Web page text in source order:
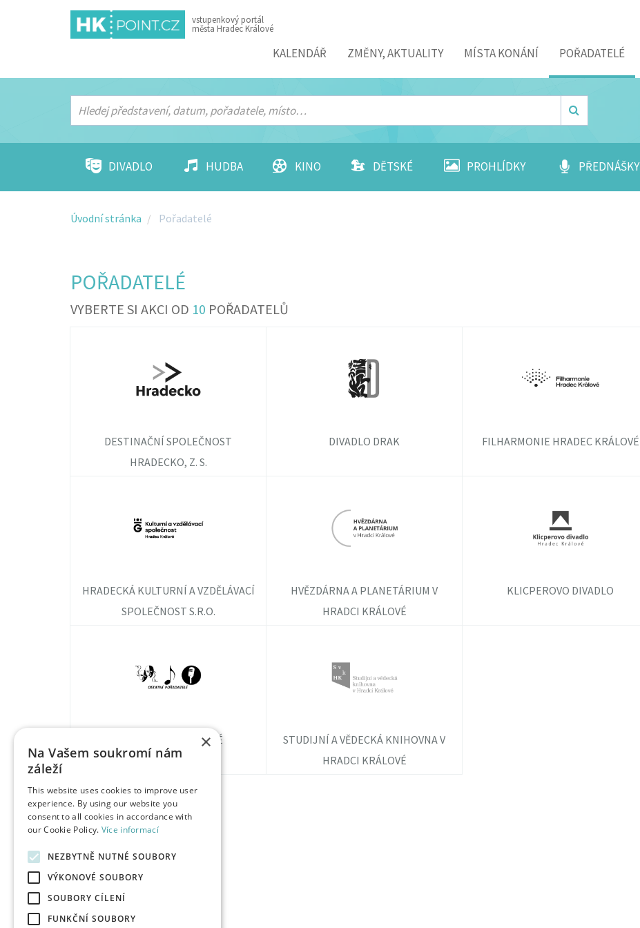
vstupenkový portál
města Hradec Králové
Menu
KALENDÁŘ ZMĚNY, AKTUALITY MÍSTA KONÁNÍ POŘADATELÉ
DIVADLO HUDBA KINO DĚTSKÉ PROHLÍDKY PŘEDNÁŠKY
Úvodní stránka Pořadatelé
POŘADATELÉ
VYBERTE SI AKCI OD 10 POŘADATELŮ
DESTINAČNÍ SPOLEČNOST
HRADECKO, Z. S.
DIVADLO DRAK FILHARMONIE HRADEC KRÁLOVÉ
HRADECKÁ KULTURNÍ A VZDĚLÁVACÍ
SPOLEČNOST S.R.O.
HVĚZDÁRNA A PLANETÁRIUM V
HRADCI KRÁLOVÉ
KLICPEROVO DIVADLO
OSTATNÍ POŘADATELÉ
STUDIJNÍ A VĚDECKÁ KNIHOVNA V
HRADCI KRÁLOVÉ
×
Na Vašem soukromí nám
záleží
This website uses cookies to improve user
experience. By using our website you
consent to all cookies in accordance with
our Cookie Policy. Více informací
NEZBYTNĚ NUTNÉ SOUBORY
VÝKONOVÉ SOUBORY
SOUBORY CÍLENÍ
FUNKČNÍ SOUBORY